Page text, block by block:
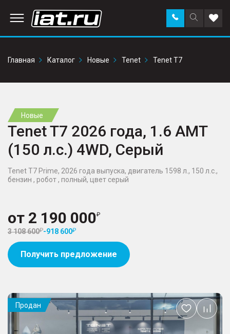
Поиск
по
Заказать
звонок в
Главная
Каталог Новые Tenet Tenet T7
Новые
Tenet T7 2026 года, 1.6 AMT
(150 л.с.) 4WD, Серый
Tenet T7 Prime, 2026 года выпуска, двигатель 1598 л., 150 л.с.,
бензин , робот , полный, цвет серый
от 2 190 000
3 108 600 -918 600
Получить предложение
Продан
Добавить
в
избранное